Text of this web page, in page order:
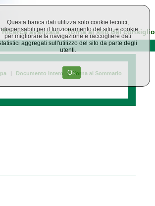
Ricerca avanzata Torna al sito del consiglio
| Documento Intero | Torna al Sommario
Questa banca dati utilizza solo cookie tecnici,
per il funzionamento del sito, e cookie
per migliorare la navigazione e raccogliere dati
aggregati sull'utilizzo del sito da parte degli
utenti.
Ok